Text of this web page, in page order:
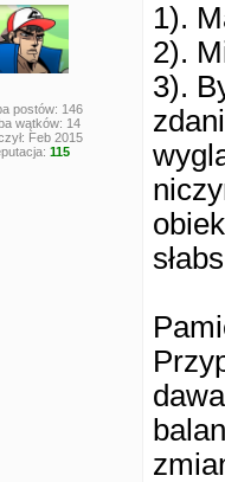
postów: 146
wątków: 14
Feb 2015
115
1).
2).
3).